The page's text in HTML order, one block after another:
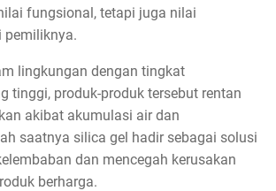
fungsional, tetapi juga nilai
pemiliknya.
lingkungan dengan tingkat
tinggi, produk-produk tersebut rentan
akibat akumulasi air dan
saatnya silica gel hadir sebagai solusi
dan mencegah kerusakan
berharga.